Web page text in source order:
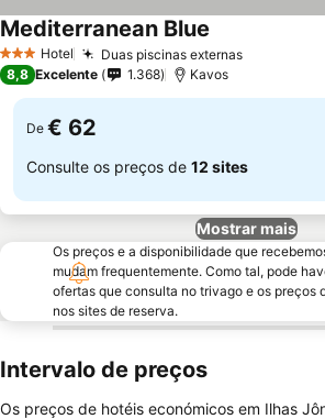
3 EstrelasHotel Duas piscinas externas
Mediterranean Blue
8,8 Excelente 1.368 Kavos
De € 62
Consulte os preços de 12 sites
Mostrar mais
Os preços e a disponibilidade que
mudam frequentemente. Como tal, pode
ofertas que consulta no trivago e os preços
nos sites de reserva.
Intervalo de preços
Os preços de hotéis económicos em Ilhas